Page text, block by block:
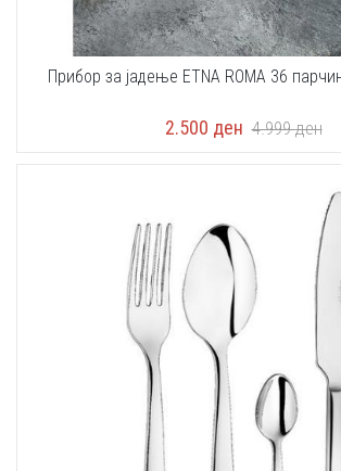
Прибор за јадење ETNA ROMA 36
2.500 ден 4.999ден